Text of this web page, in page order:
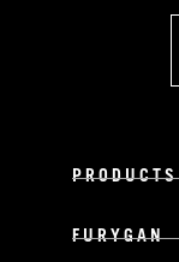
PRODUCTS
FURYGAN